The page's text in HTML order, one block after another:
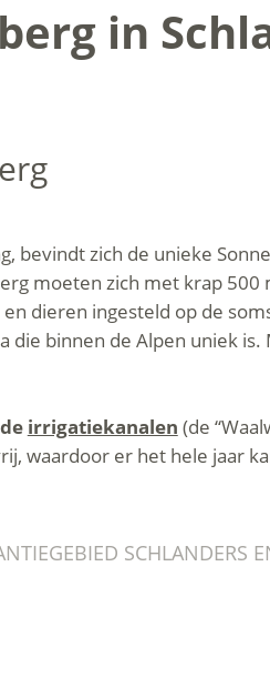
in
zich de unieke
moeten zich met krap
dieren ingesteld op de
binnen de Alpen uniek
irrigatiekanalen (de
waardoor er het hele jaar
SCHLANDERS